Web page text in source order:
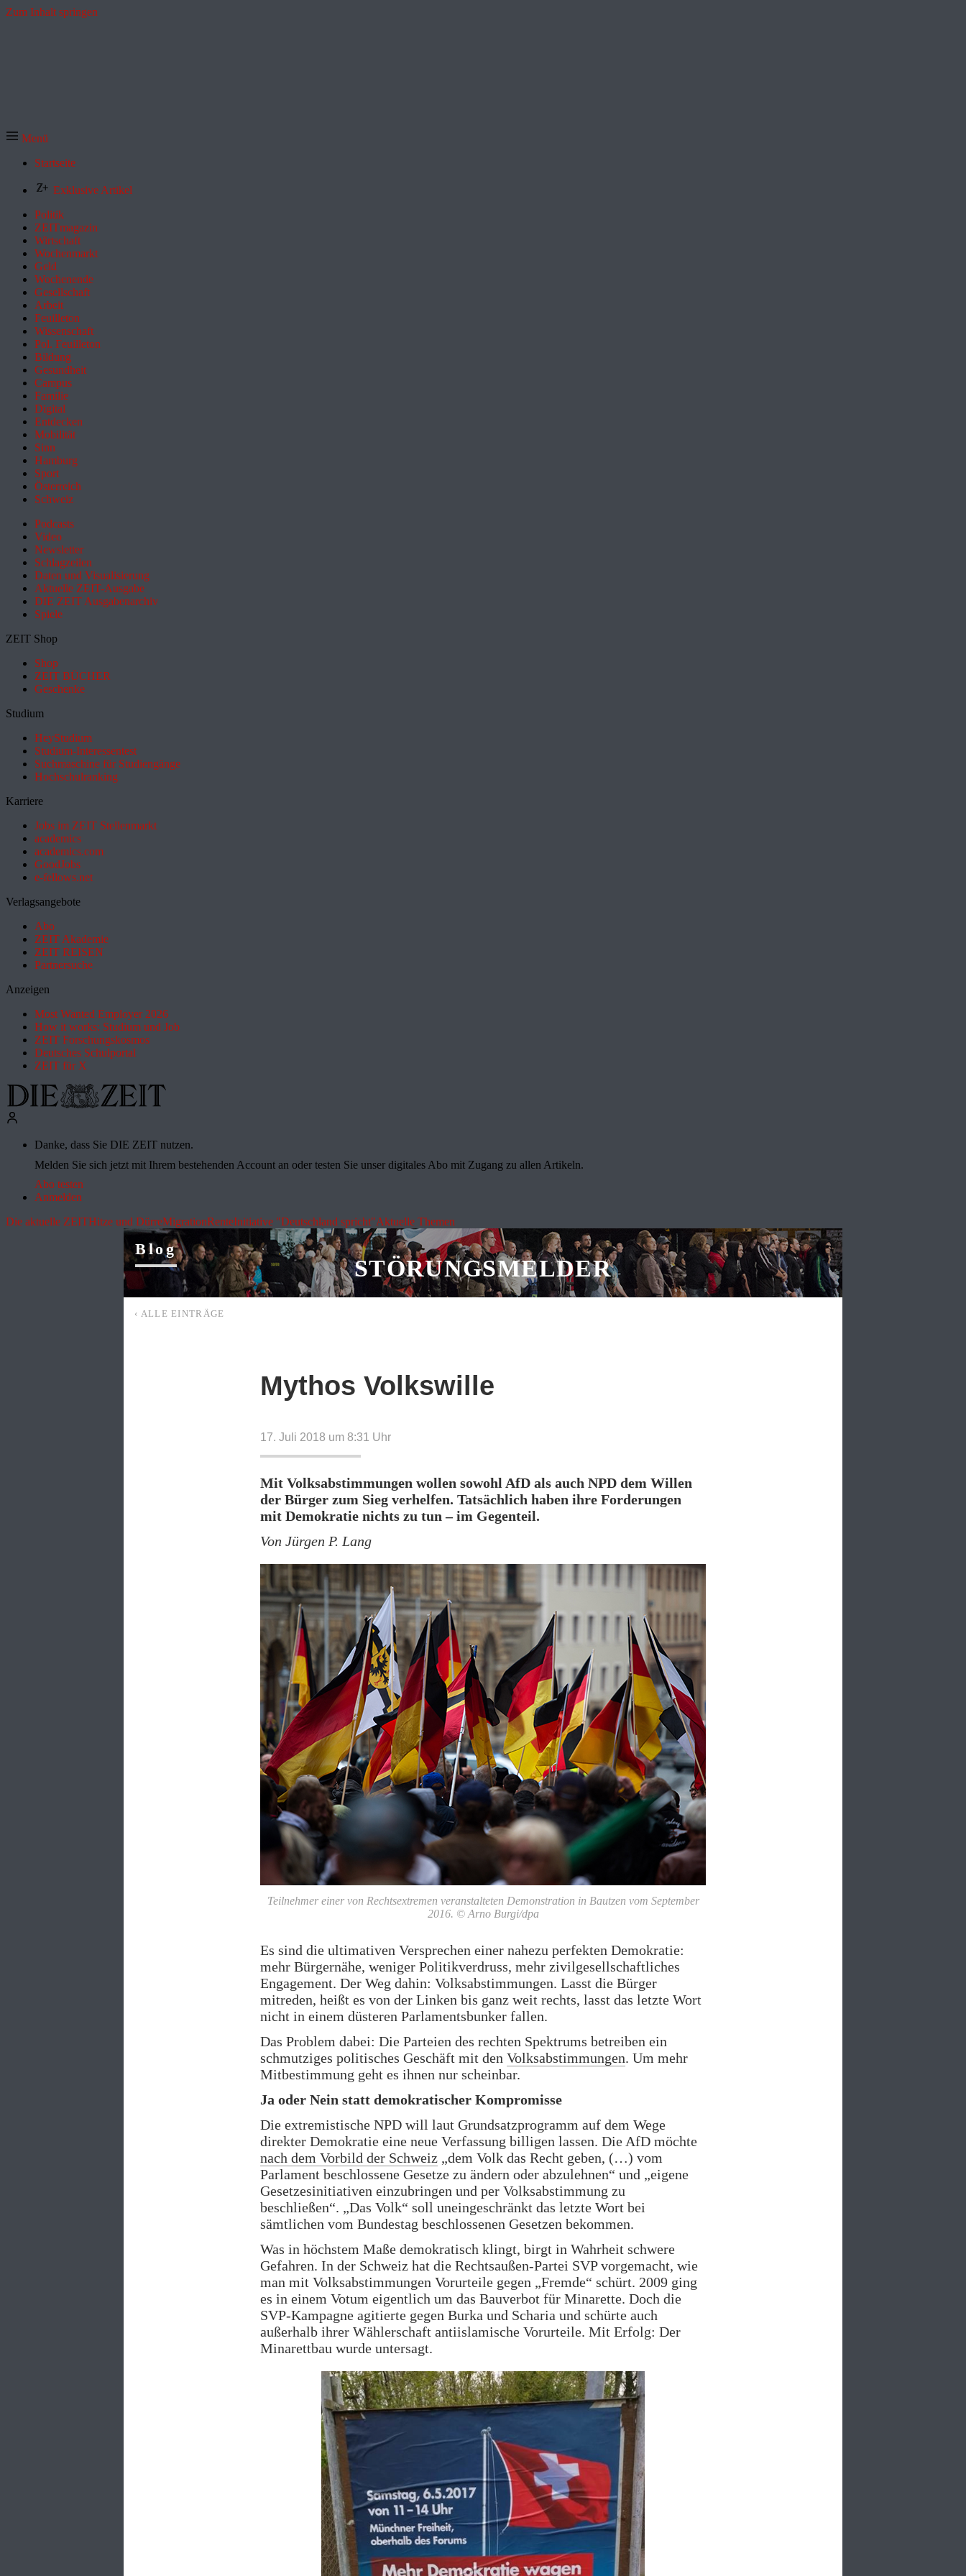
Zum Inhalt springen
Menü
Startseite
Exklusive Artikel
Politik
ZEITmagazin
Wirtschaft
Wochenmarkt
Geld
Wochenende
Gesellschaft
Arbeit
Feuilleton
Wissenschaft
Pol. Feuilleton
Bildung
Gesundheit
Campus
Familie
Digital
Entdecken
Mobilität
Sinn
Hamburg
Sport
Österreich
Schweiz
Podcasts
Video
Newsletter
Schlagzeilen
Daten und Visualisierung
Aktuelle ZEIT-Ausgabe
DIE ZEIT Ausgabenarchiv
Spiele
ZEIT Shop
Shop
ZEIT BÜCHER
Geschenke
Studium
HeyStudium
Studium-Interessentest
Suchmaschine für Studiengänge
Hochschulranking
Karriere
Jobs im ZEIT Stellenmarkt
academics
academics.com
GoodJobs
e-fellows.net
Verlagsangebote
Abo
ZEIT Akademie
ZEIT REISEN
Partnersuche
Anzeigen
Most Wanted Employer 2026
How it works: Studium und Job
ZEIT Forschungskosmos
Deutsches Schulportal
ZEIT für X
Danke, dass Sie DIE ZEIT nutzen.
Melden Sie sich jetzt mit Ihrem bestehenden Account an oder testen Sie unser digitales Abo mit Zugang zu allen Artikeln.
Abo testen
Anmelden
Die aktuelle ZEITHitze und DürreMigrationRenteInitiative "Deutschland spricht"Aktuelle Themen
Blog
STÖRUNGSMELDER
‹ ALLE EINTRÄGE
Mythos Volkswille
17. Juli 2018 um 8:31 Uhr
Mit Volksabstimmungen wollen sowohl AfD als auch NPD dem Willen
der Bürger zum Sieg verhelfen. Tatsächlich haben ihre Forderungen
mit Demokratie nichts zu tun – im Gegenteil.
Von Jürgen P. Lang
Teilnehmer einer von Rechtsextremen veranstalteten Demonstration in Bautzen vom September
2016. © Arno Burgi/dpa
Es sind die ultimativen Versprechen einer nahezu perfekten Demokratie:
mehr Bürgernähe, weniger Politikverdruss, mehr zivilgesellschaftliches
Engagement. Der Weg dahin: Volksabstimmungen. Lasst die Bürger
mitreden, heißt es von der Linken bis ganz weit rechts, lasst das letzte Wort
nicht in einem düsteren Parlamentsbunker fallen.
Das Problem dabei: Die Parteien des rechten Spektrums betreiben ein
schmutziges politisches Geschäft mit den Volksabstimmungen. Um mehr
Mitbestimmung geht es ihnen nur scheinbar.
Ja oder Nein statt demokratischer Kompromisse
Die extremistische NPD will laut Grundsatzprogramm auf dem Wege
direkter Demokratie eine neue Verfassung billigen lassen. Die AfD möchte
nach dem Vorbild der Schweiz „dem Volk das Recht geben, (…) vom
Parlament beschlossene Gesetze zu ändern oder abzulehnen“ und „eigene
Gesetzesinitiativen einzubringen und per Volksabstimmung zu
beschließen“. „Das Volk“ soll uneingeschränkt das letzte Wort bei
sämtlichen vom Bundestag beschlossenen Gesetzen bekommen.
Was in höchstem Maße demokratisch klingt, birgt in Wahrheit schwere
Gefahren. In der Schweiz hat die Rechtsaußen-Partei SVP vorgemacht, wie
man mit Volksabstimmungen Vorurteile gegen „Fremde“ schürt. 2009 ging
es in einem Votum eigentlich um das Bauverbot für Minarette. Doch die
SVP-Kampagne agitierte gegen Burka und Scharia und schürte auch
außerhalb ihrer Wählerschaft antiislamische Vorurteile. Mit Erfolg: Der
Minarettbau wurde untersagt.